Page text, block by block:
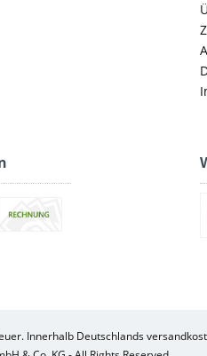
Innerhalb Deutschlands